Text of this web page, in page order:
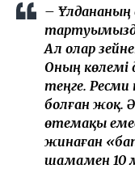
– Ұлдананың
тартуымызды
Ал олар
Оның көлемі
теңге.
болған жоқ.
өтемақы
жинаған
шамамен 10